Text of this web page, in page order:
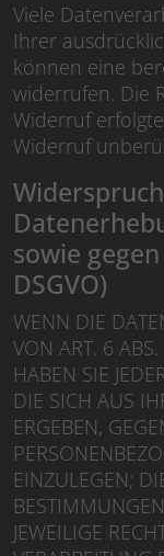
Viele
Ihrer
können eine
widerrufen. Die
Widerruf
Widerruf
sowie
DSGVO)
WENN DIE
VON ART. 6
HABEN SIE
DIE SICH AUS
ERGEBEN,
EINZULEGEN;
JEWEILIGE